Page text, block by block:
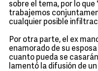
sobre el tema, por lo
trabajemos
cualquier posible
Por otra parte, el ex
enamorado de su
cuanto pueda se
lamentó la difusión de